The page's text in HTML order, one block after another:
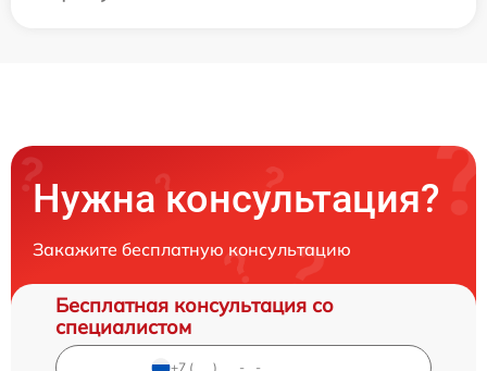
Нужна консультация?
Закажите бесплатную консультацию
Бесплатная консультация со
специалистом